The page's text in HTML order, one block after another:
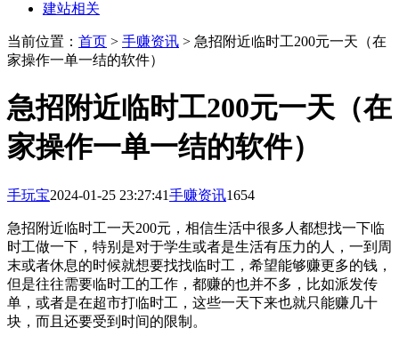
建站相关
当前位置： 首页 > 手赚资讯 > 急招附近临时工200元一天（在
家操作一单一结的软件）
急招附近临时工200元一天（在
家操作一单一结的软件）
手玩宝2024-01-25 23:27:41手赚资讯1654
急招附近临时工一天200元，相信生活中很多人都想找一下临
时工做一下，特别是对于学生或者是生活有压力的人，一到周
末或者休息的时候就想要找找临时工，希望能够赚更多的钱，
但是往往需要临时工的工作，都赚的也并不多，比如派发传
单，或者是在超市打临时工，这些一天下来也就只能赚几十
块，而且还要受到时间的限制。